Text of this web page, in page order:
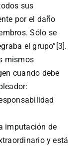
sus
por el daño
Sólo se
el grupo”[3].
mismos
cuando debe
imputación de
y está